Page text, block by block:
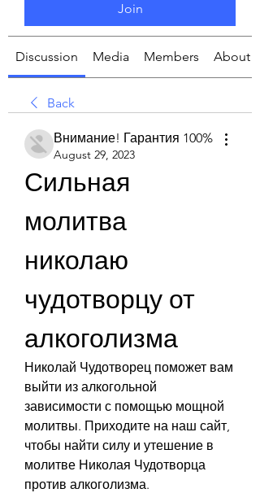
Join
Discussion Media Members About
Back
Внимание! Гарантия 100%
August 29, 2023
Сильная
молитва
николаю
чудотворцу от
алкоголизма
Николай Чудотворец поможет вам
выйти из алкогольной
зависимости с помощью мощной
молитвы. Приходите на наш сайт,
чтобы найти силу и утешение в
молитве Николая Чудотворца
против алкоголизма.